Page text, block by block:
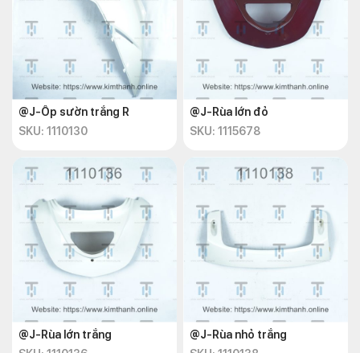
@J-Ốp sườn trắng R
SKU: 1110130
@J-Rùa lớn đỏ
SKU: 1115678
@J-Rùa lớn trắng
@J-Rùa nhỏ trắng